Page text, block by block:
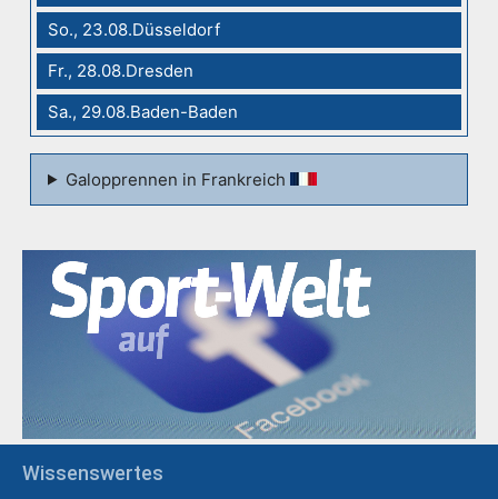
So., 23.08.Düsseldorf
Fr., 28.08.Dresden
Sa., 29.08.Baden-Baden
Galopprennen in Frankreich
Wissenswertes